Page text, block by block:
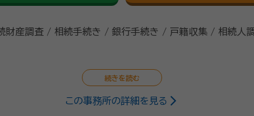
財産調査 / 相続手続き / 銀行手続き / 戸籍収集 / 相続人
この事務所の詳細を見る